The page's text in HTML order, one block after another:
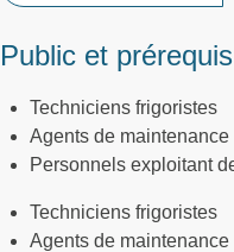
Public et prérequis
Techniciens frigoristes
Agents de maintenance
Personnels exploitant
Techniciens frigoristes
Agents de maintenance